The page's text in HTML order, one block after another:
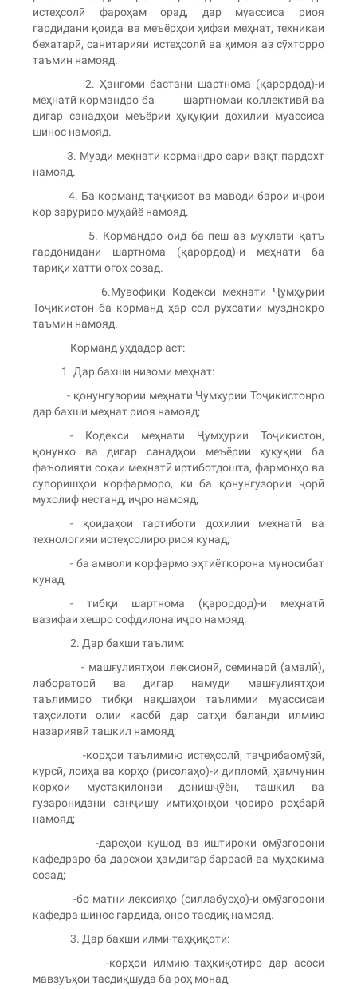
истеҳсолӣ фароҳам орад, дар муассиса риоя
гардидани қоида ва меъёрҳои ҳифзи меҳнат, техникаи
бехатарӣ, санитарияи истеҳсолӣ ва ҳимоя аз сӯхторро
таъмин намояд.
2. Ҳангоми бастани шартнома (қарордод)-и
меҳнатӣ кормандро ба шартномаи коллективӣ ва
дигар санадҳои меъёрии ҳуқуқии дохилии муассиса
шинос намояд.
3. Музди меҳнати кормандро сари вақт пардохт
намояд.
4. Ба корманд таҷҳизот ва маводи барои иҷрои
кор заруриро муҳайё намояд.
5. Кормандро оид ба пеш аз муҳлати қатъ
гардонидани шартнома (қарордод)-и меҳнатӣ ба
тариқи хаттӣ огоҳ созад.
6.Мувофиқи Кодекси меҳнати Ҷумҳурии
Тоҷикистон ба корманд ҳар сол рухсатии музднокро
таъмин намояд.
Корманд ӯҳдадор аст:
1. Дар бахши низоми меҳнат:
- қонунгузории меҳнати Ҷумҳурии Тоҷикистонро
дар бахши меҳнат риоя намояд;
- Кодекси меҳнати Ҷумҳурии Тоҷикистон,
қонунҳо ва дигар санадҳои меъёрии ҳуқуқии ба
фаъолияти соҳаи меҳнатӣ иртиботдошта, фармонҳо ва
супоришҳои корфарморо, ки ба қонунгузории ҷорӣ
мухолиф нестанд, иҷро намояд;
- қоидаҳои тартиботи дохилии меҳнатӣ ва
технологияи истеҳсолиро риоя кунад;
- ба амволи корфармо эҳтиёткорона муносибат
кунад;
- тибқи шартнома (қарордод)-и меҳнатӣ
вазифаи хешро софдилона иҷро намояд.
2. Дар бахши таълим:
- машғулиятҳои лексионӣ, семинарӣ (амалӣ),
лабораторӣ ва дигар намуди машғулиятҳои
таълимиро тибқи нақшаҳои таълимии муассисаи
таҳсилоти олии касбӣ дар сатҳи баланди илмию
назариявӣ ташкил намояд;
-корҳои таълимию истеҳсолӣ, таҷрибаомӯзӣ,
курсӣ, лоиҳа ва корҳо (рисолаҳо)-и дипломӣ, ҳамчунин
корҳои мустақилонаи донишҷӯён, ташкил ва
гузаронидани санҷишу имтиҳонҳои ҷориро роҳбарӣ
намояд;
-дарсҳои кушод ва иштироки омӯзгорони
кафедраро ба дарсхои ҳамдигар баррасӣ ва муҳокима
созад;
-бо матни лексияҳо (силлабусҳо)-и омӯзгорони
кафедра шинос гардида, онро тасдиқ намояд.
3. Дар бахши илмӣ-таҳқиқотӣ:
-корҳои илмию таҳқиқотиро дар асоси
мавзуъҳои тасдиқшуда ба роҳ монад;